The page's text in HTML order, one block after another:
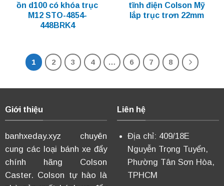
ồn d100 có khóa trục
M12 STO-4854-
448BRK4
tĩnh điện Colson Mỹ
lắp trục trơn 22mm
1 2 3 4 … 6 7 8
Giới thiệu
banhxeday.xyz chuyên
cung các loại bánh xe đẩy
chính hãng Colson
Caster. Colson tự hào là
Liên hệ
Địa chỉ: 409/18E
Nguyễn Trọng Tuyển,
Phường Tân Sơn Hòa,
TPHCM